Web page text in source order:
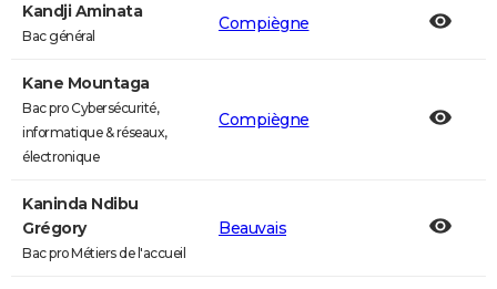
Kandji Aminata
Bac général
Compiègne
Kane Mountaga
Bac pro Cybersécurité,
informatique & réseaux,
électronique
Compiègne
Kaninda Ndibu
Grégory
Bac pro Métiers de l'accueil
Beauvais